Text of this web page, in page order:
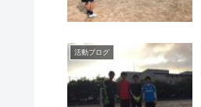
活動ブログ